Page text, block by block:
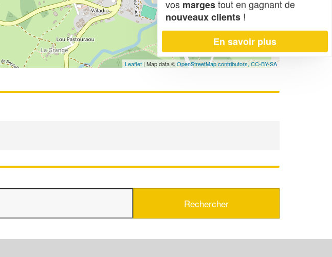
Leaflet | Map data ©OpenStreetMap contributors,CC-BY-SA
vos margestout en gagnant de
nouveaux clients !
En savoir plus